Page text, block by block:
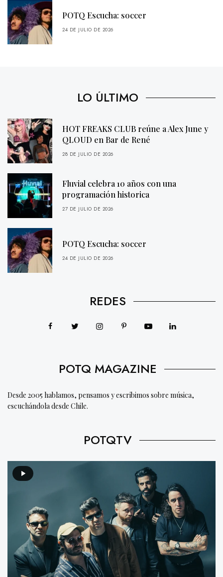
POTQ Escucha: soccer
24 DE JULIO DE 2026
LO ÚLTIMO
HOT FREAKS CLUB reúne a Alex June y
QLOUD en Bar de René
28 DE JULIO DE 2026
Fluvial celebra 10 años con una
programación historica
27 DE JULIO DE 2026
POTQ Escucha: soccer
24 DE JULIO DE 2026
REDES
POTQ MAGAZINE
Desde 2005 hablamos, pensamos y escribimos sobre música,
escuchándola desde Chile.
POTQTV